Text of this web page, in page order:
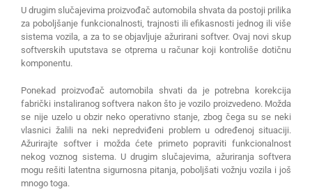
U drugim slučajevima proizvođač automobila shvata da postoji prilika
za poboljšanje funkcionalnosti, trajnosti ili efikasnosti jednog ili više
sistema vozila, a za to se objavljuje ažurirani softver. Ovaj novi skup
softverskih uputstava se otprema u računar koji kontroliše dotičnu
komponentu.
Ponekad proizvođač automobila shvati da je potrebna korekcija
fabrički instaliranog softvera nakon što je vozilo proizvedeno. Možda
se nije uzelo u obzir neko operativno stanje, zbog čega su se neki
vlasnici žalili na neki nepredviđeni problem u određenoj situaciji.
Ažurirajte softver i možda ćete primeto popraviti funkcionalnost
nekog voznog sistema. U drugim slučajevima, ažuriranja softvera
mogu rešiti latentna sigurnosna pitanja, poboljšati vožnju vozila i još
mnogo toga.